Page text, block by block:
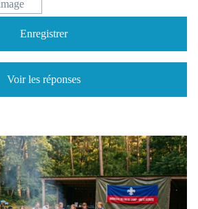
Enregistrer
Voir les réponses